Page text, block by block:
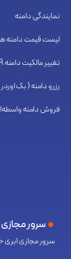
نمایندگی دامنه
لیست قیمت دامنه
تغییر مالکیت دامنه IR
رزرو دامنه ( بک
فروش دامنه
سرور مجازی
سرور مجازی ابری